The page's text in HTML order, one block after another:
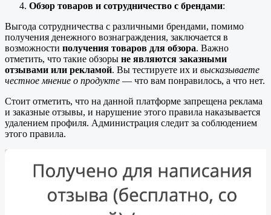
Обзор товаров и сотрудничество с брендами:
Выгода сотрудничества с различными брендами, помимо
получения денежного вознаграждения, заключается в
возможности получения товаров для обзора. Важно
отметить, что такие обзоры не являются заказными
отзывами или рекламой. Вы тестируете их и высказываете
честное мнение о продукте — что вам понравилось, а что нет.
Стоит отметить, что на данной платформе запрещена реклама
и заказные отзывы, и нарушение этого правила наказывается
удалением профиля. Администрация следит за соблюдением
этого правила.